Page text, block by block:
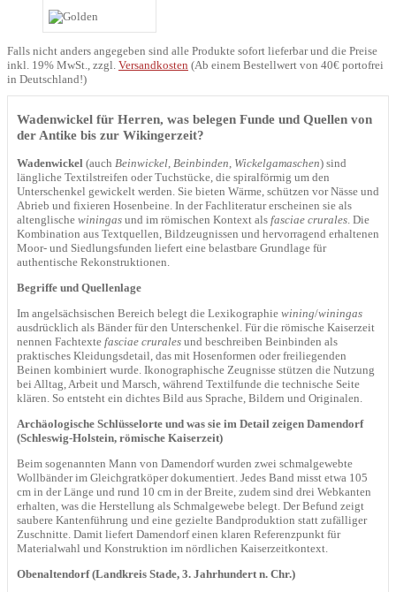
Falls nicht anders angegeben sind alle Produkte sofort lieferbar und die Preise
inkl. 19% MwSt., zzgl. Versandkosten (Ab einem Bestellwert von 40€ portofrei
in Deutschland!)
Wadenwickel für Herren, was belegen Funde und Quellen von
der Antike bis zur Wikingerzeit?
Wadenwickel (auch Beinwickel, Beinbinden, Wickelgamaschen) sind
längliche Textilstreifen oder Tuchstücke, die spiralförmig um den
Unterschenkel gewickelt werden. Sie bieten Wärme, schützen vor Nässe und
Abrieb und fixieren Hosenbeine. In der Fachliteratur erscheinen sie als
altenglische winingas und im römischen Kontext als fasciae crurales. Die
Kombination aus Textquellen, Bildzeugnissen und hervorragend erhaltenen
Moor- und Siedlungsfunden liefert eine belastbare Grundlage für
authentische Rekonstruktionen.
Begriffe und Quellenlage
Im angelsächsischen Bereich belegt die Lexikographie wining/winingas
ausdrücklich als Bänder für den Unterschenkel. Für die römische Kaiserzeit
nennen Fachtexte fasciae crurales und beschreiben Beinbinden als
praktisches Kleidungsdetail, das mit Hosenformen oder freiliegenden
Beinen kombiniert wurde. Ikonographische Zeugnisse stützen die Nutzung
bei Alltag, Arbeit und Marsch, während Textilfunde die technische Seite
klären. So entsteht ein dichtes Bild aus Sprache, Bildern und Originalen.
Archäologische Schlüsselorte und was sie im Detail zeigen Damendorf
(Schleswig-Holstein, römische Kaiserzeit)
Beim sogenannten Mann von Damendorf wurden zwei schmalgewebte
Wollbänder im Gleichgratköper dokumentiert. Jedes Band misst etwa 105
cm in der Länge und rund 10 cm in der Breite, zudem sind drei Webkanten
erhalten, was die Herstellung als Schmalgewebe belegt. Der Befund zeigt
saubere Kantenführung und eine gezielte Bandproduktion statt zufälliger
Zuschnitte. Damit liefert Damendorf einen klaren Referenzpunkt für
Materialwahl und Konstruktion im nördlichen Kaiserzeitkontext.
Obenaltendorf (Landkreis Stade, 3. Jahrhundert n. Chr.)